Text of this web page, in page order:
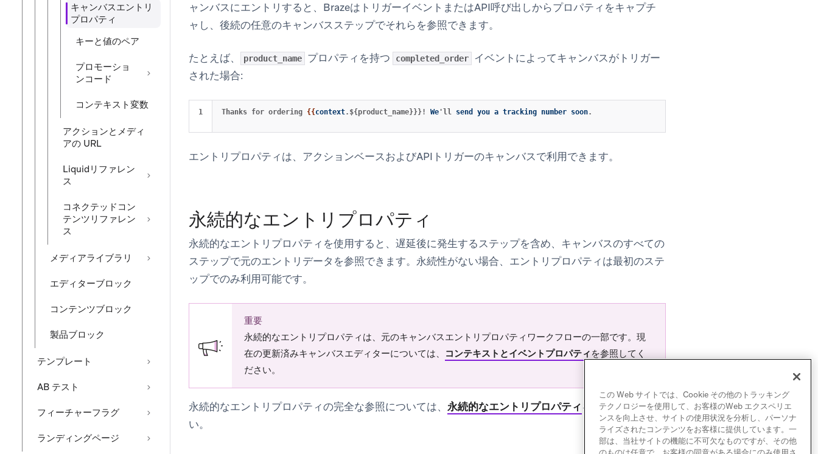
キャンバスエントリ
プロパティ
キーと値のペア
プロモーショ
ンコード
コンテキスト変数
アクションとメディ
アの URL
Liquidリファレン
ス
コネクテッドコン
テンツリファレン
ス
メディアライブラリ
エディターブロック
コンテンツブロック
製品ブロック
テンプレート
AB テスト
フィーチャーフラグ
ランディングページ
ャンバスにエントリすると、BrazeはトリガーイベントまたはAPI呼び出しからプロパティをキャプチ
ャし、後続の任意のキャンバスステップでそれらを参照できます。
たとえば、 product_name プロパティを持つ completed_order
イベントによってキャンバスがトリガー
された場合:
Thanks for ordering {{ context.${product_name}}}! We 'll send you a tracking number soon.
エントリプロパティは、アクションベースおよびAPIトリガーのキャンバスで利用できます。
永続的なエントリプロパティ
永続的なエントリプロパティを使用すると、遅延後に発生するステップを含め、キャンバスのすべての
ステップで元のエントリデータを参照できます。永続性がない場合、エントリプロパティは最初のステ
ップでのみ利用可能です。
重要
永続的なエントリプロパティは、元のキャンバスエントリプロパティワークフローの一部です。現
在の更新済みキャンバスエディターについては、 コンテキストとイベントプロパティを参照してく
ださい。
永続的なエントリプロパティの完全な参照については、 永続的なエントリプロパティを参照してくださ
い。
この Web サイトでは、Cookie その他のトラッキング
テクノロジーを使用して、お客様のWeb エクスペリエ
ンスを向上させ、サイトの使用状況を分析し、パーソナ
ライズされたコンテンツをお客様に提供しています。一
部は、当社サイトの機能に不可欠なものですが、その他